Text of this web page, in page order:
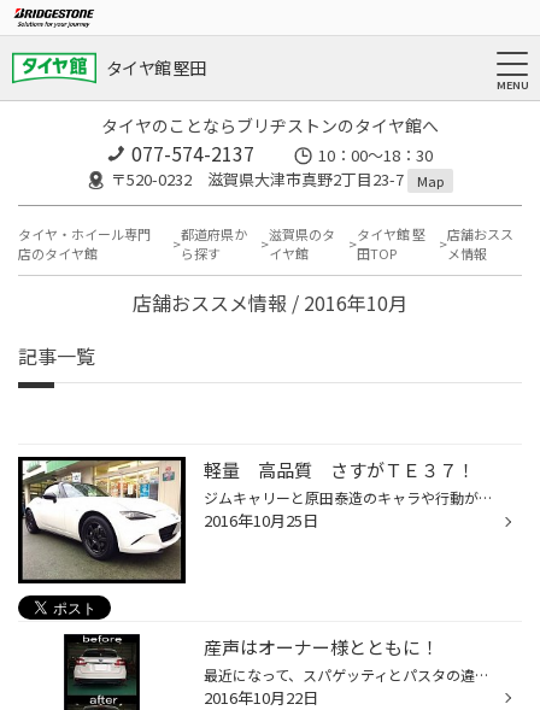
タイヤ館 堅田
タイヤのことならブリヂストンのタイヤ館へ
077-574-2137
10：00～18：30
〒520-0232 滋賀県大津市真野2丁目23-7
Map
タイヤ・ホイール専門
店のタイヤ館
都道府県か
ら探す
滋賀県のタ
イヤ館
タイヤ館 堅
田TOP
店舗おスス
メ情報
店舗おススメ情報 / 2016年10月
記事一覧
軽量 高品質 さすがＴＥ３７！
ジムキャリーと原田泰造のキャラや行動がかなり似ていると思うのは私だけでしょうか？ どうも田邉です！ 本日は雨降りのお天気です。 冬になると、この雨が雪へと変わり、夏タイヤでの走行は危険ですので冬タイヤが必要となりますが、皆様準備はされましたか？ まだの方は早めの準備がオススメです...
2016年10月25日
産声はオーナー様とともに！
最近になって、スパゲッティとパスタの違いを知りました・・・・・ こんにちは！田邉です！ 今回はスバルさんの【レヴォーグ】をカスタムさせて頂きました！ ちなみにグレードは排気量２.０のタイプです!(^^)! 作業内容は純正マフラーから、社外品マフラーへの交換です！ 社外品と言いましても、レ...
2016年10月22日